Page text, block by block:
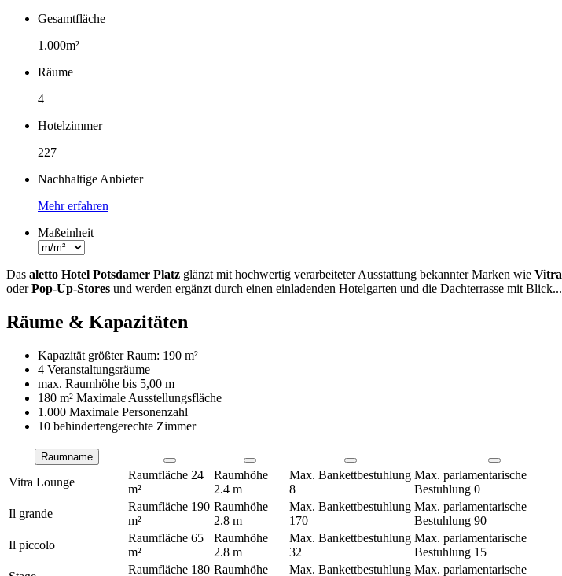
Fakten
Gesamtfläche
1.000m²
Räume
4
Hotelzimmer
227
Nachhaltige Anbieter
Mehr erfahren
Maßeinheit
Das aletto Hotel Potsdamer Platz glänzt mit hochwertig verarbeiteter Ausstattung bekannter Marken wie Vitra
oderPop-Up-Stores und werden ergänzt durch einen einladenden Hotelgarten und die Dachterrasse mit Blick...
Räume & Kapazitäten
Kapazität größter Raum: 190 m²
4 Veranstaltungsräume
max. Raumhöhe bis 5,00 m
180 m² Maximale Ausstellungsfläche
1.000 Maximale Personenzahl
10 behindertengerechte Zimmer
Räume
Raumname
Vitra Lounge
Raumfläche 24
m²
Raumhöhe
2.4 m
Max. Bankettbestuhlung
8
Max. parlamentarische
Bestuhlung 0
Il grande
Raumfläche 190
m²
Raumhöhe
2.8 m
Max. Bankettbestuhlung
170
Max. parlamentarische
Bestuhlung 90
Il piccolo
Raumfläche 65
m²
Raumhöhe
2.8 m
Max. Bankettbestuhlung
32
Max. parlamentarische
Bestuhlung 15
Raumfläche 180 Raumhöhe Max. Bankettbestuhlung Max. parlamentarische